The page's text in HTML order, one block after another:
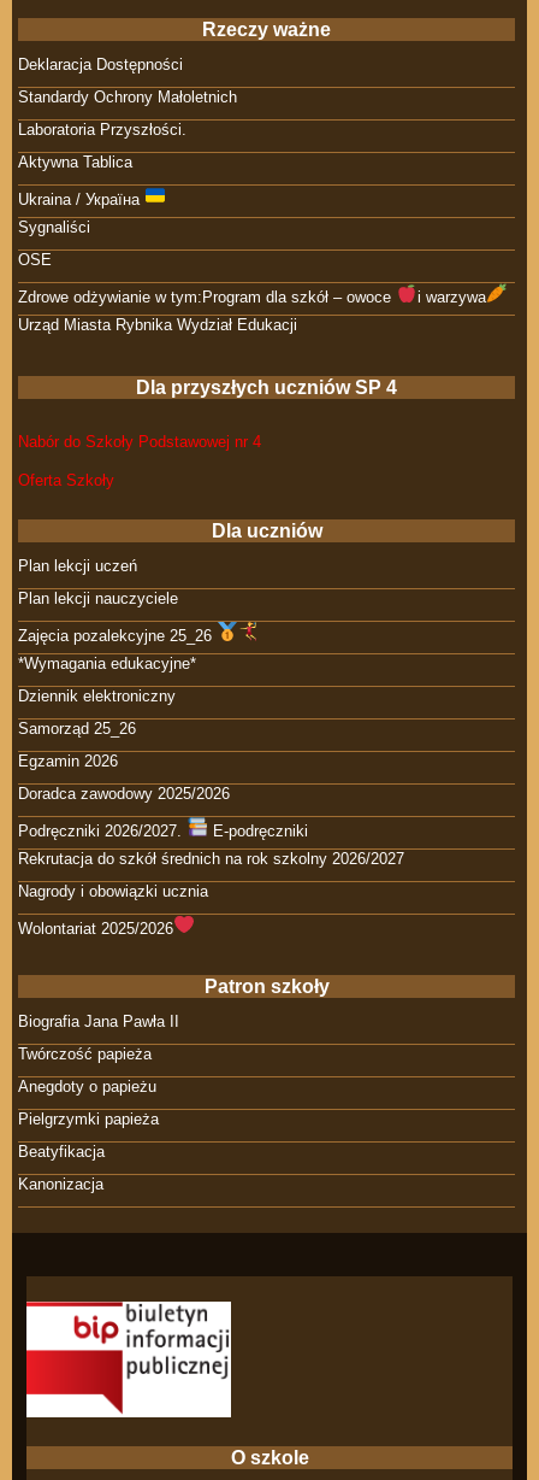
Rzeczy ważne
Deklaracja Dostępności
Standardy Ochrony Małoletnich
Laboratoria Przyszłości.
Aktywna Tablica
Ukraina / Україна
Sygnaliści
OSE
Zdrowe odżywianie w tym:Program dla szkół – owoce
i warzywa
Urząd Miasta Rybnika Wydział Edukacji
Dla przyszłych uczniów SP 4
Nabór do Szkoły Podstawowej nr 4
Oferta Szkoły
Dla uczniów
Plan lekcji uczeń
Plan lekcji nauczyciele
Zajęcia pozalekcyjne 25_26
*Wymagania edukacyjne*
Dziennik elektroniczny
Samorząd 25_26
Egzamin 2026
Doradca zawodowy 2025/2026
Podręczniki 2026/2027.
E-podręczniki
Rekrutacja do szkół średnich na rok szkolny 2026/2027
Nagrody i obowiązki ucznia
Wolontariat 2025/2026
Patron szkoły
Biografia Jana Pawła II
Twórczość papieża
Anegdoty o papieżu
Pielgrzymki papieża
Beatyfikacja
Kanonizacja
O szkole